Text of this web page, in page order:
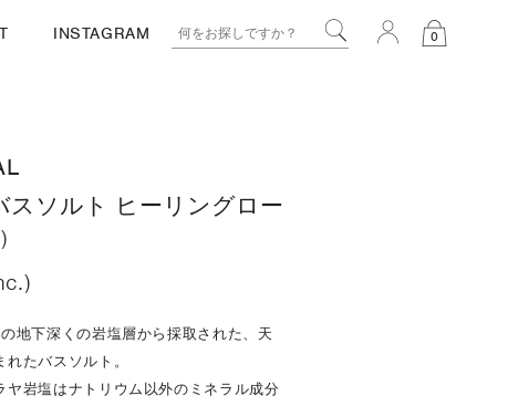
INSTAGRAM 0
スソルト ヒーリングロー
地下深くの岩塩層から採取された、天
たバスソルト。
ヤ岩塩はナトリウム以外のミネラル成分